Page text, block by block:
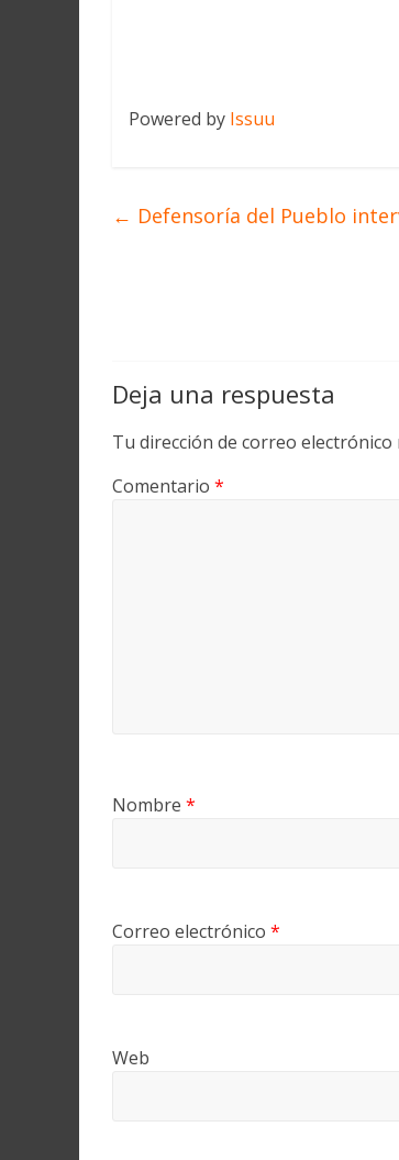
Powered by Issuu
← Defensoría del Pueblo
Deja una respuesta
Tu dirección de correo electrónico
Comentario *
Nombre *
Correo electrónico *
Web